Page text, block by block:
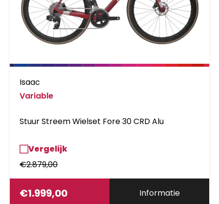
Isaac
Variable
Stuur Streem Wielset Fore 30 CRD Alu
Vergelijk
€2.879,00
€1.999,00 Informatie